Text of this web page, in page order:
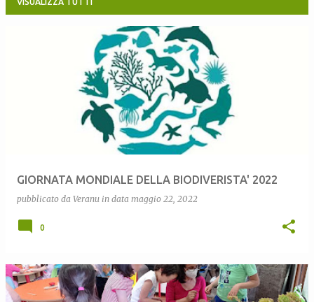
GIORNATA MONDIALE DELLA BIODIVERISTA' 2022
pubblicato da Veranu in data maggio 22, 2022
0